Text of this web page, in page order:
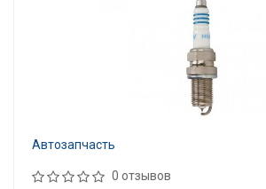
Автозапчасть
0 отзывов